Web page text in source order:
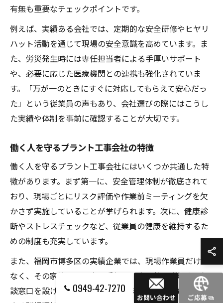
有無も重要なチェックポイントです。
例えば、実績ある会社では、定期的な安全研修やヒヤリ
ハット活動を通じて現場の安全意識を高めています。ま
た、労災発生時には専任担当者による手厚いサポート
や、必要に応じた医療機関との連携も強化されていま
す。「万が一のときにすぐに対応してもらえて安心だっ
た」という従業員の声もあり、会社選びの際にはこうし
た実績や体制を事前に確認することが大切です。
働く人を守るプラント工事会社の特徴
働く人を守るプラント工事会社にはいくつか共通した特
徴があります。まず第一に、安全管理体制が徹底されて
おり、現場ごとにリスク評価や作業前ミーティングを欠
かさず実施していることが挙げられます。次に、健康診
断やストレスチェックなど、従業員の健康を維持するた
めの制度も充実しています。
また、福岡市博多区の実績企業では、現場作業員だけで
なく、その家族への配慮も重視し、定期的な説明会や相
談窓口を設けているケースもあります。「家族も安心で
0949-42-7270
お問い合わせ ご応募